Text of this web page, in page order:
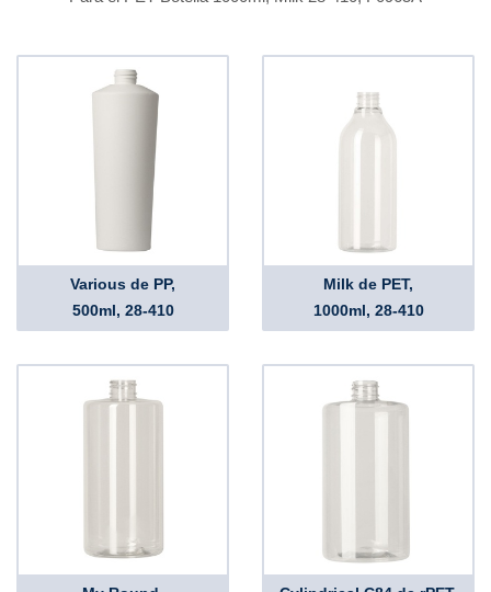
Various de PP,
500ml, 28-410
Milk de PET,
1000ml, 28-410